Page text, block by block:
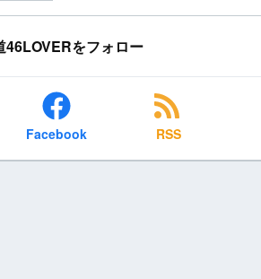
46LOVERをフォロー
Facebook RSS